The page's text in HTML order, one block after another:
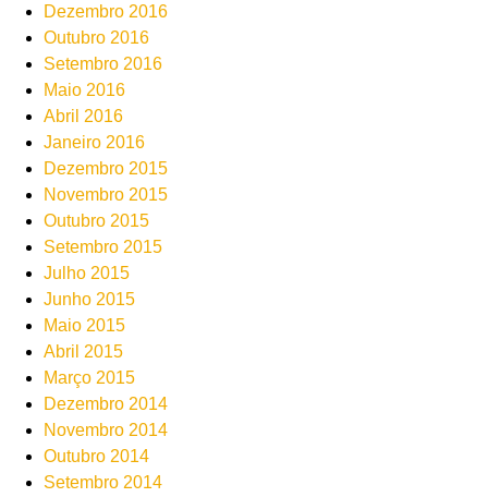
Dezembro 2016
Outubro 2016
Setembro 2016
Maio 2016
Abril 2016
Janeiro 2016
Dezembro 2015
Novembro 2015
Outubro 2015
Setembro 2015
Julho 2015
Junho 2015
Maio 2015
Abril 2015
Março 2015
Dezembro 2014
Novembro 2014
Outubro 2014
Setembro 2014